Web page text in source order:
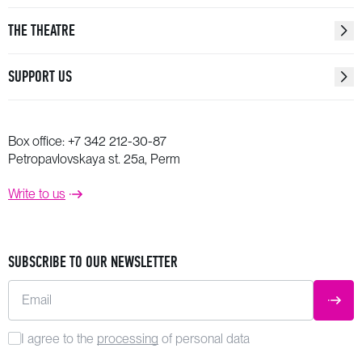
THE THEATRE
SUPPORT US
Box office: +7 342 212-30-87
Petropavlovskaya st. 25a, Perm
Write to us
SUBSCRIBE TO OUR NEWSLETTER
Email
I agree to the processing of personal data